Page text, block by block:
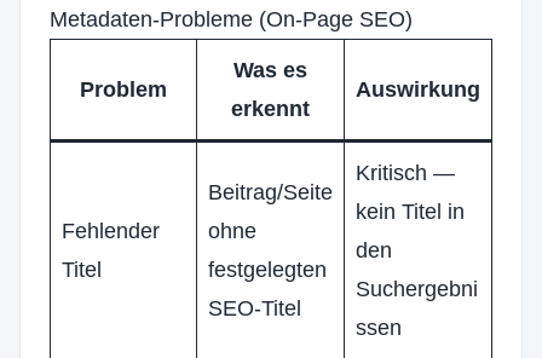
Metadaten-Probleme (On-Page SEO)
Problem
Was es
erkennt
Auswirkung
Fehlender
Titel
Beitrag/Seite
ohne
festgelegten
SEO-Titel
Kritisch —
kein Titel in
den
Suchergebni
ssen